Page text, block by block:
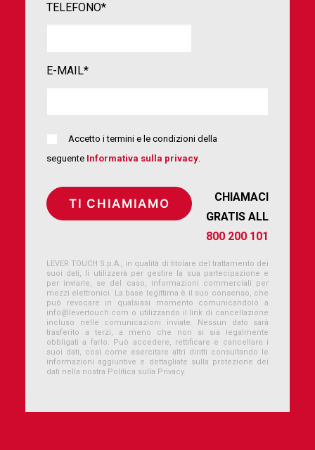
TELEFONO*
E-MAIL*
Accetto i termini e le condizioni della
seguente Informativa sulla privacy.
CHIAMACI
GRATIS ALL
800 200 101
LEVER TOUCH S.p.A., in qualità di titolare del trattamento dei
suoi dati, li utilizzerà per gestire la sua partecipazione e
per inviarle, se del caso, informazioni commerciali per
mezzi elettronici. La base legittima è il suo consenso, che
può revocare in qualsiasi momento comunicandolo a
info@levertouch.com o utilizzando il link di cancellazione
incluso nelle comunicazioni inviate. Nessun dato sarà
trasferito a terzi, a meno che non si sia legalmente
obbligati a farlo. Può accedere, rettificare e cancellare i
suoi dati, così come esercitare altri diritti consultando le
informazioni aggiuntive e dettagliate sulla protezione dei
dati nella nostra Politica sulla Privacy.